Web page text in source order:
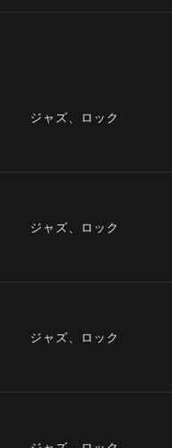
ジャズ、ロック
ジャズ、ロック
ジャズ、ロック